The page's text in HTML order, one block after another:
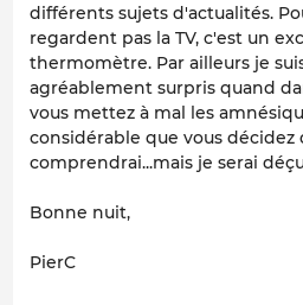
différents sujets d'actualités.
regardent pas la TV, c'est un
thermomètre. Par ailleurs je
agréablement surpris quand
vous mettez à mal les
considérable que vous décidez
comprendrai...mais je serai
Bonne nuit,
PierC